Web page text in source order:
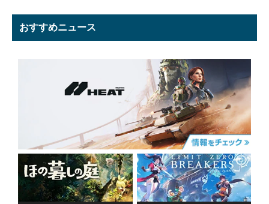
おすすめニュース